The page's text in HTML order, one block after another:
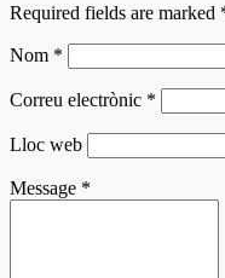
Required fields are marked
Nom *
Correu electrònic *
Lloc web
Message *